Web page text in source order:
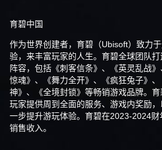
育碧中国
作为世界创建者，育碧（Ubisoft）致力
验，来丰富玩家的人生。育碧全球团队
阵容，包括《刺客信条》、《英灵乱战
惊魂》、《舞力全开》、《疯狂兔子》
神》、《全境封锁》等畅销游戏品牌。
玩家提供周到全面的服务、游戏内奖励
一步提升游玩体验。育碧在2023-2024
销售收入。